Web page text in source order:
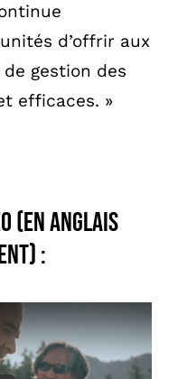
d’offrir aux
gestion des
efficaces. »
(en anglais
: